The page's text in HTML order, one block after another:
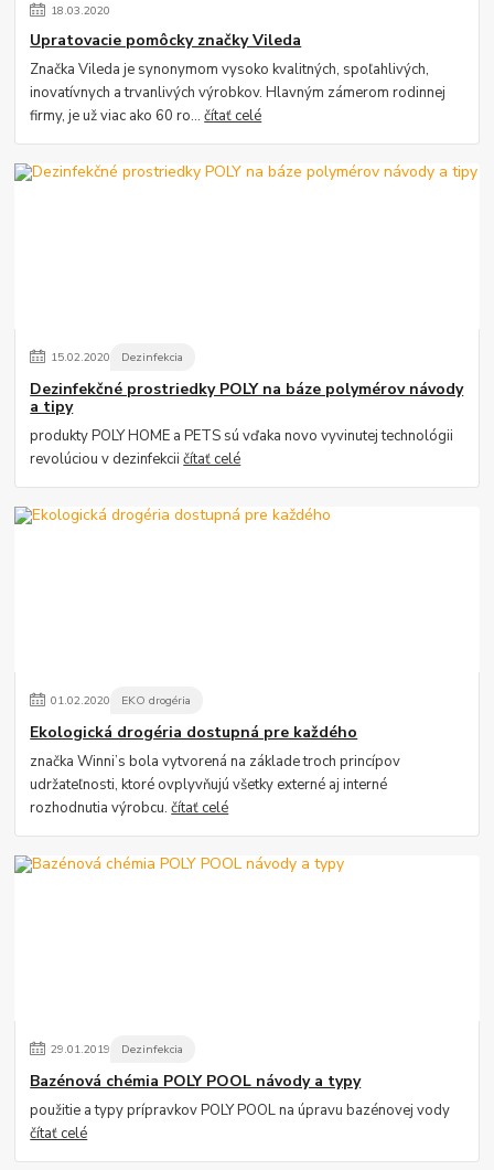
18.03.2020
Upratovacie pomôcky značky Vileda
Značka Vileda je synonymom vysoko kvalitných, spoľahlivých,
inovatívnych a trvanlivých výrobkov. Hlavným zámerom rodinnej
firmy, je už viac ako 60 ro...čítať celé
15.02.2020 Dezinfekcia
Dezinfekčné prostriedky POLY na báze polymérov návody
a tipy
produkty POLY HOME a PETS sú vďaka novo vyvinutej technológii
revolúciou v dezinfekciičítať celé
01.02.2020 EKO drogéria
Ekologická drogéria dostupná pre každého
značka Winni’s bola vytvorená na základe troch princípov
udržateľnosti, ktoré ovplyvňujú všetky externé aj interné
rozhodnutia výrobcu.čítať celé
29.01.2019 Dezinfekcia
Bazénová chémia POLY POOL návody a typy
použitie a typy prípravkov POLY POOL na úpravu bazénovej vody
čítať celé